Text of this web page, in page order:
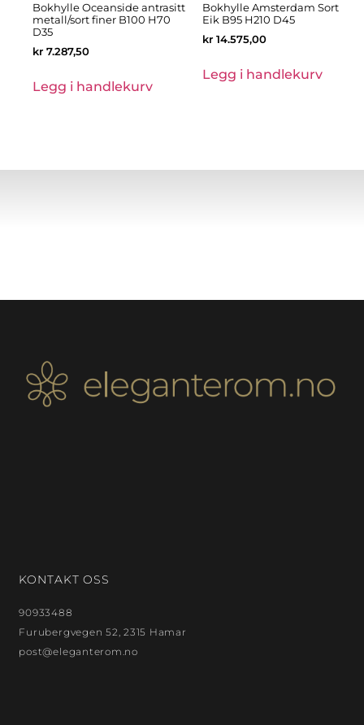
Bokhylle Oceanside antrasitt
metall/sort finer B100 H70
D35
kr 7.287,50
Legg i handlekurv
Bokhylle Amsterdam Sort
Eik B95 H210 D45
kr 14.575,00
Legg i handlekurv
KONTAKT OSS
90933488
Furubergvegen 52, 2315 Hamar
post@eleganterom.no